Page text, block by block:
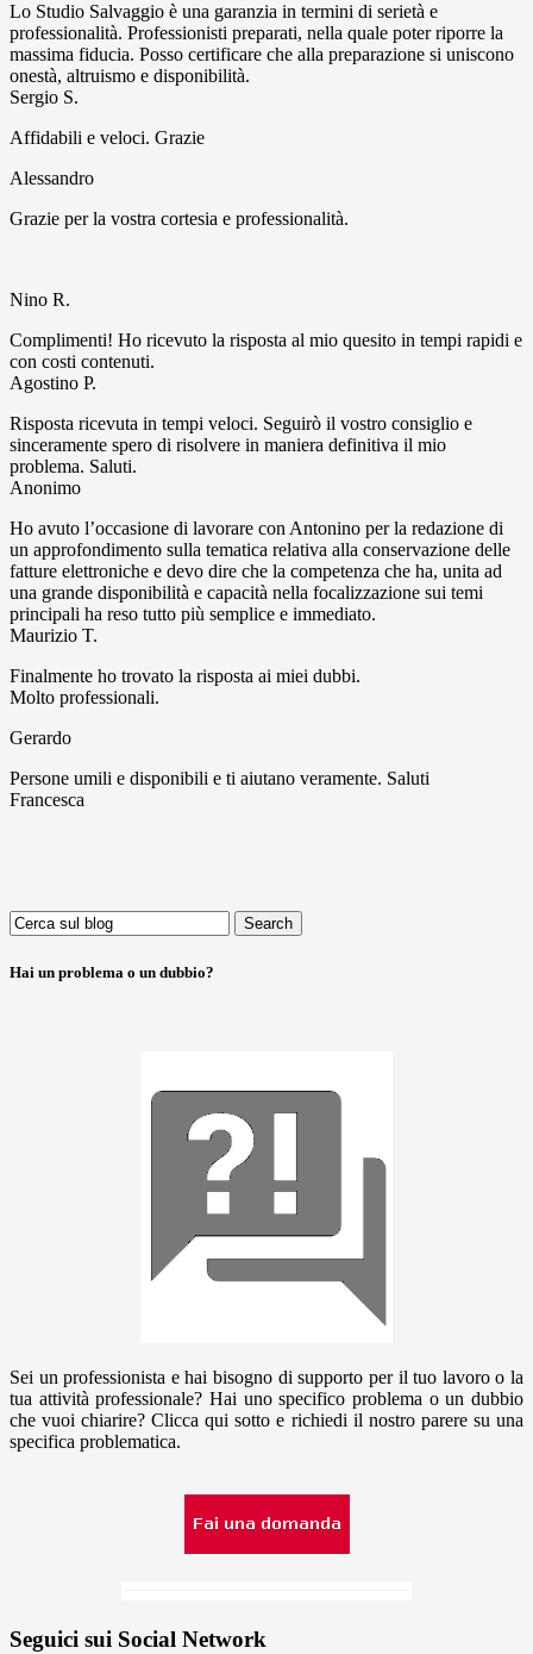
Lo Studio Salvaggio è una garanzia in termini di serietà e
professionalità. Professionisti preparati, nella quale poter riporre la
massima fiducia. Posso certificare che alla preparazione si uniscono
onestà, altruismo e disponibilità.
Sergio S.
Affidabili e veloci. Grazie
Alessandro
Grazie per la vostra cortesia e professionalità.
Nino R.
Complimenti! Ho ricevuto la risposta al mio quesito in tempi rapidi e
con costi contenuti.
Agostino P.
Risposta ricevuta in tempi veloci. Seguirò il vostro consiglio e
sinceramente spero di risolvere in maniera definitiva il mio
problema. Saluti.
Anonimo
Ho avuto l’occasione di lavorare con Antonino per la redazione di
un approfondimento sulla tematica relativa alla conservazione delle
fatture elettroniche e devo dire che la competenza che ha, unita ad
una grande disponibilità e capacità nella focalizzazione sui temi
principali ha reso tutto più semplice e immediato.
Maurizio T.
Finalmente ho trovato la risposta ai miei dubbi.
Molto professionali.
Gerardo
Persone umili e disponibili e ti aiutano veramente. Saluti
Francesca
Search
for:
Hai un problema o un dubbio?
Sei un professionista e hai bisogno di supporto per il tuo lavoro o la
tua attività professionale? Hai uno specifico problema o un dubbio
che vuoi chiarire? Clicca qui sotto e richiedi il nostro parere su una
specifica problematica.
Seguici sui Social Network